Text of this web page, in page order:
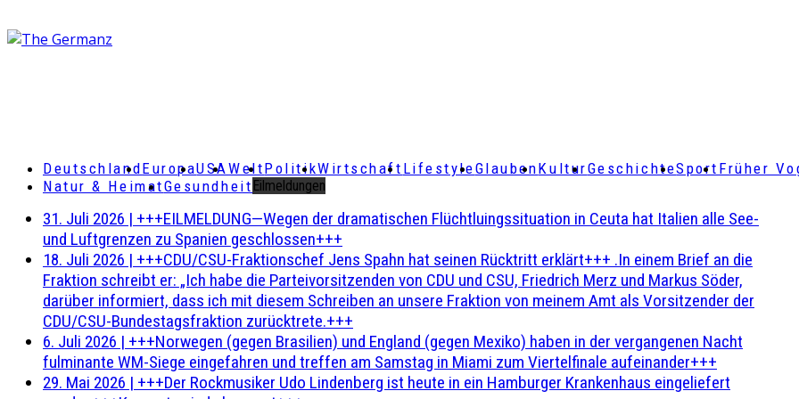
DeutschlandEuropaUSAWeltPolitikWirtschaft LifestyleGlaubenKulturGeschichteSport Früher
Natur & HeimatGesundheit Eilmeldungen
31. Juli 2026 | +++EILMELDUNG—Wegen der dramatischen Flüchtluingssituation in Ceuta hat Italien alle See-
und Luftgrenzen zu Spanien geschlossen+++
18. Juli 2026 | +++CDU/CSU-Fraktionschef Jens Spahn hat seinen Rücktritt erklärt+++ .In einem Brief an die
Fraktion schreibt er: „Ich habe die Parteivorsitzenden von CDU und CSU, Friedrich Merz und Markus Söder,
darüber informiert, dass ich mit diesem Schreiben an unsere Fraktion von meinem Amt als Vorsitzender der
CDU/CSU-Bundestagsfraktion zurücktrete.+++
6. Juli 2026 | +++Norwegen (gegen Brasilien) und England (gegen Mexiko) haben in der vergangenen Nacht
fulminante WM-Siege eingefahren und treffen am Samstag in Miami zum Viertelfinale aufeinander+++
29. Mai 2026 | +++Der Rockmusiker Udo Lindenberg ist heute in ein Hamburger Krankenhaus eingeliefert